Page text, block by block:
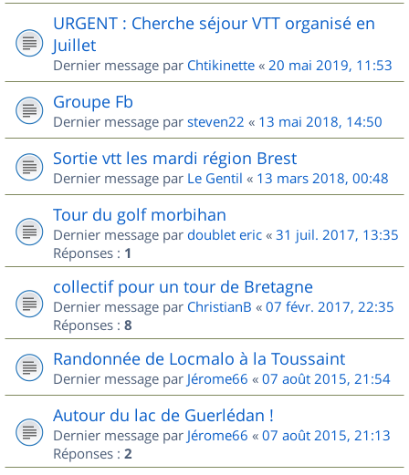
URGENT : Cherche séjour VTT organisé en
Juillet
Dernier message par Chtikinette « 20 mai 2019, 11:53
Groupe Fb
Dernier message par steven22 « 13 mai 2018, 14:50
Sortie vtt les mardi région Brest
Dernier message par Le Gentil « 13 mars 2018, 00:48
Tour du golf morbihan
Dernier message par doublet eric « 31 juil. 2017, 13:35
Réponses : 1
collectif pour un tour de Bretagne
Dernier message par ChristianB « 07 févr. 2017, 22:35
Réponses : 8
Randonnée de Locmalo à la Toussaint
Dernier message par Jérome66 « 07 août 2015, 21:54
Autour du lac de Guerlédan !
Dernier message par Jérome66 « 07 août 2015, 21:13
Réponses : 2